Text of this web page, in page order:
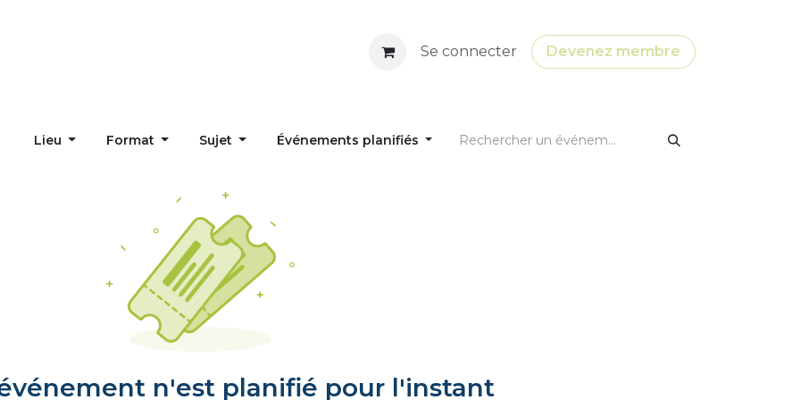
Se connecter Devenez membre
Lieu Format Sujet Événements planifiés
n'est planifié pour l'instant